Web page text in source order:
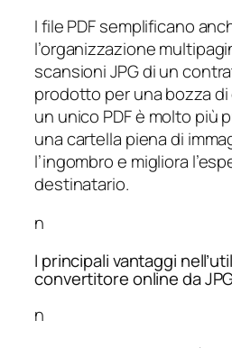
I file PDF semplificano
l’organizzazione
scansioni JPG di un
prodotto per una bozza
un unico PDF è molto più
una cartella piena di
l’ingombro e migliora
destinatario.
n
I principali vantaggi
convertitore online da
n